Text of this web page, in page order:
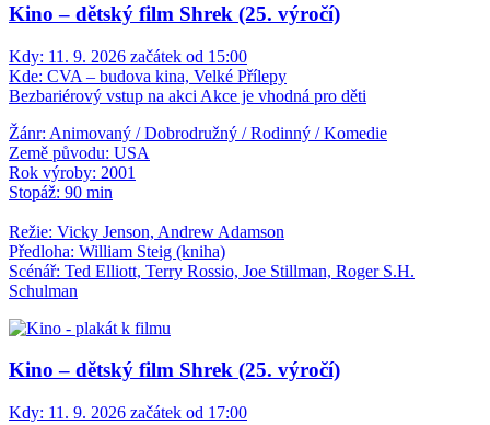
Kino – dětský film Shrek (25. výročí)
Kdy: 11. 9. 2026 začátek od 15:00
Kde: CVA – budova kina, Velké Přílepy
Bezbariérový vstup na akci Akce je vhodná pro děti
Žánr: Animovaný / Dobrodružný / Rodinný / Komedie
Země původu: USA
Rok výroby: 2001
Stopáž: 90 min
Režie: Vicky Jenson, Andrew Adamson
Předloha: William Steig (kniha)
Scénář: Ted Elliott, Terry Rossio, Joe Stillman, Roger S.H.
Schulman
Kino – dětský film Shrek (25. výročí)
Kdy: 11. 9. 2026 začátek od 17:00